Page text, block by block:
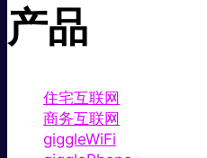
产品
住宅互联网
商务互联网
giggleWiFi